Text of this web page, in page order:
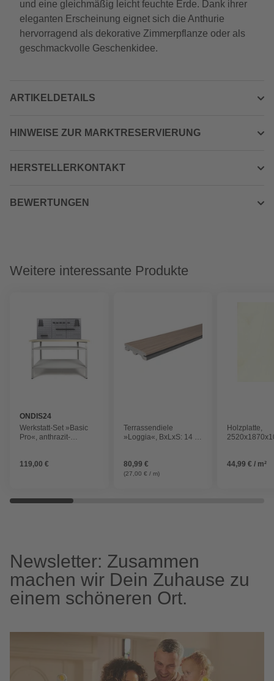
und eine gleichmäßig leicht feuchte Erde. Dank ihrer
eleganten Erscheinung eignet sich die Anthurie
hervorragend als dekorative Zimmerpflanze oder als
geschmackvolle Geschenkidee.
ARTIKELDETAILS
HINWEISE ZUR MARKTRESERVIERUNG
HERSTELLERKONTAKT
BEWERTUNGEN
Weitere interessante Produkte
ONDIS24
Werkstatt-Set »Basic
Pro«, anthrazit-
119,00 €
Terrassendiele
»Loggia«, BxLxS: 14 x
80,99 €
(27,00 € / m)
Holzplatte,
44,99 € / m²
Newsletter: Zusammen
machen wir Dein Zuhause zu
einem schöneren Ort.